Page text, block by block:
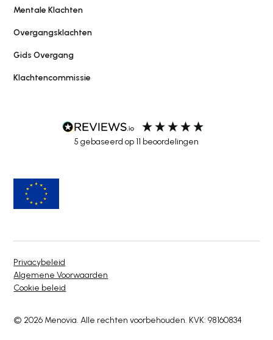
Mentale Klachten
Overgangsklachten
Gids Overgang
Klachtencommissie
5 gebaseerd op 11 beoordelingen
© 2026 Menovia. Alle rechten voorbehouden. KVK: 98160834
Privacybeleid
Algemene Voorwaarden
Cookie beleid